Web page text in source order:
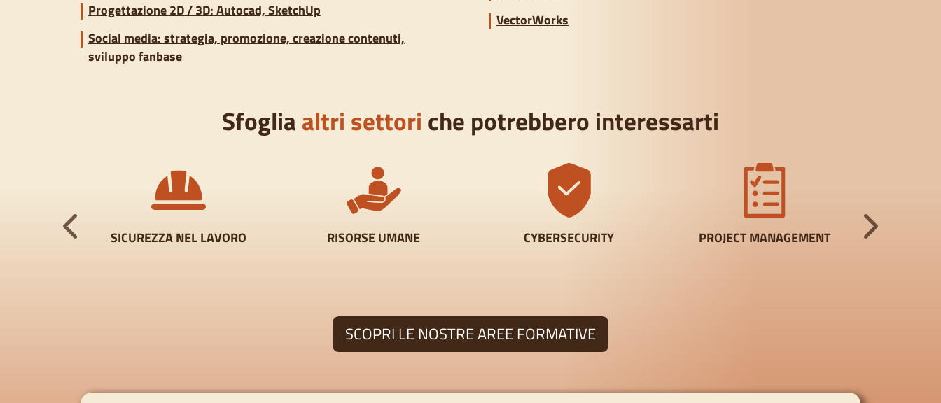
Progettazione 2D / 3D: Autocad, SketchUp
Social media: strategia, promozione, creazione contenuti,
sviluppo fanbase
VectorWorks
Sfogliaaltri settori che potrebbero interessarti
(M&S) SICUREZZA NEL LAVORO RISORSE UMANE CYBERSECURITY PROJECT MANAGEMENT GDO -
SCOPRI LE NOSTRE AREE FORMATIVE